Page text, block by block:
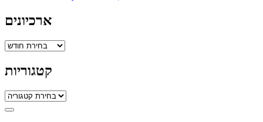
ארכיונים
ארכיונים
קטגוריות
קטגוריות